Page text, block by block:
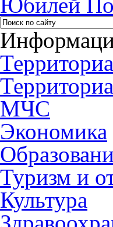
МЧС
Экономика
Туризм и
Культура